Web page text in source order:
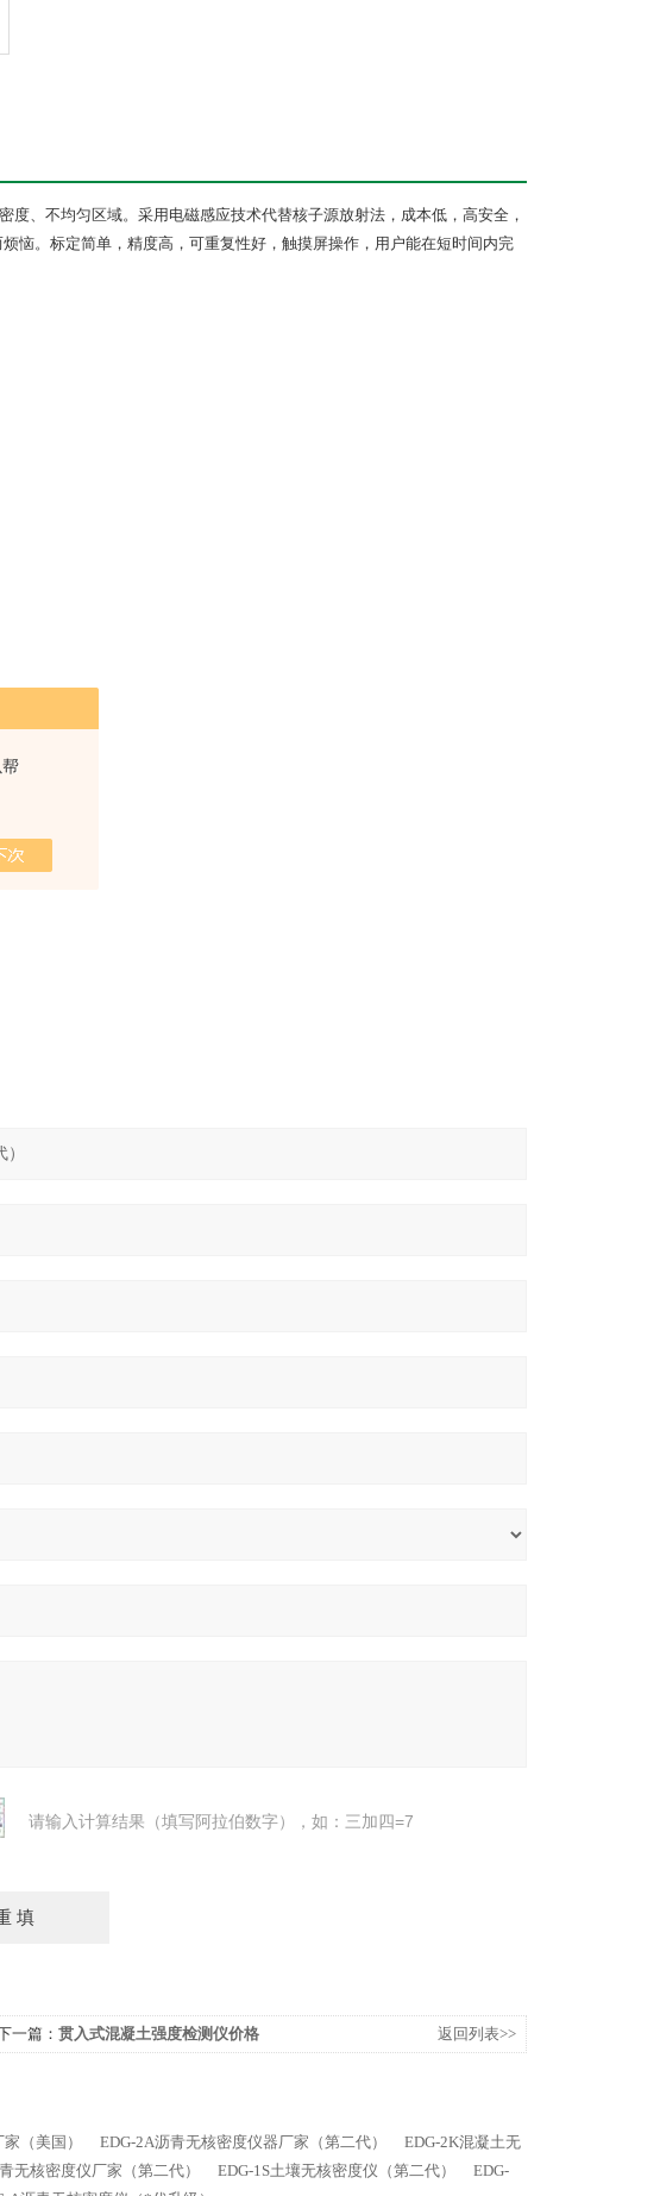
度、不均匀区域。采用电磁感应技术代替核子源放射法，成本低，高安全，
恼。标定简单，精度高，可重复性好，触摸屏操作，用户能在短时间内完
请输入计算结果（填写阿拉伯数字），如：三加四=7
一篇： 贯入式混凝土强度检测仪价格 返回列表>>
（美国） EDG-2A沥青无核密度仪器厂家（第二代）
EDG-2K混凝土无
无核密度仪厂家（第二代） EDG-1S土壤无核密度仪（第二代）
EDG-